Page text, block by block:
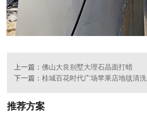
上一篇： 佛山大良别墅大理石晶面打蜡
下一篇： 桂城百花时代广场苹果店地毯清洗
推荐方案